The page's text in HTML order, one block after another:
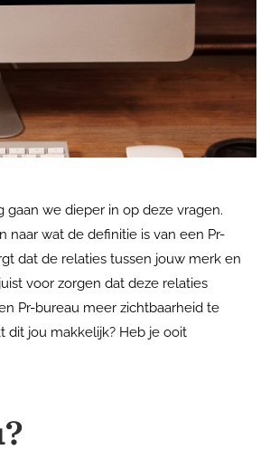
we dieper in op deze vragen.
naar wat de definitie is van een Pr-
dat de relaties tussen jouw merk en
voor zorgen dat deze relaties
Pr-bureau meer zichtbaarheid te
dit jou makkelijk? Heb je ooit